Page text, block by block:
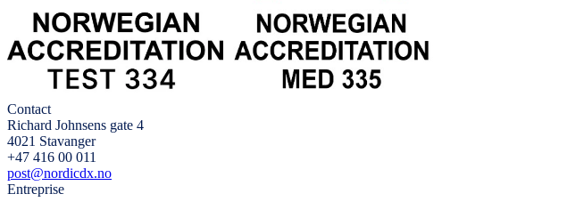
Contact
Richard Johnsens gate 4
4021 Stavanger
+47 416 00 011
post@nordicdx.no
Entreprise